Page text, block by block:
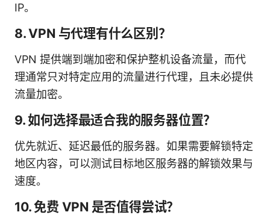
IP。
8. VPN 与代理有什么区别？
VPN 提供端到端加密和保护整机设备流量，而代
理通常只对特定应用的流量进行代理，且未必提供
流量加密。
9. 如何选择最适合我的服务器位置？
优先就近、延迟最低的服务器。如果需要解锁特定
地区内容，可以测试目标地区服务器的解锁效果与
速度。
10. 免费 VPN 是否值得尝试？